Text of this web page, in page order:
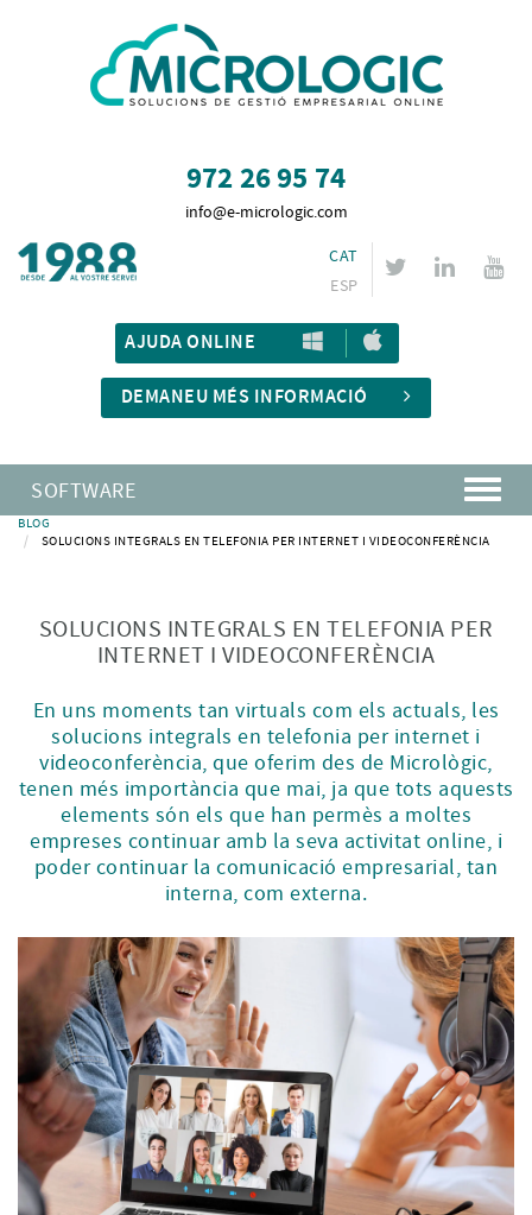
972 26 95 74
info@e-micrologic.com
CAT
ESP
AJUDA ONLINE
DEMANEU MÉS INFORMACIÓ
SOFTWARE
BLOG
SOLUCIONS INTEGRALS EN TELEFONIA PER INTERNET I VIDEOCONFERÈNCIA
SOLUCIONS INTEGRALS EN TELEFONIA PER
INTERNET I VIDEOCONFERÈNCIA
En uns moments tan virtuals com els actuals, les
solucions integrals en telefonia per internet i
videoconferència, que oferim des de Micrològic,
tenen més importància que mai, ja que tots aquests
elements són els que han permès a moltes
empreses continuar amb la seva activitat online, i
poder continuar la comunicació empresarial, tan
interna, com externa.